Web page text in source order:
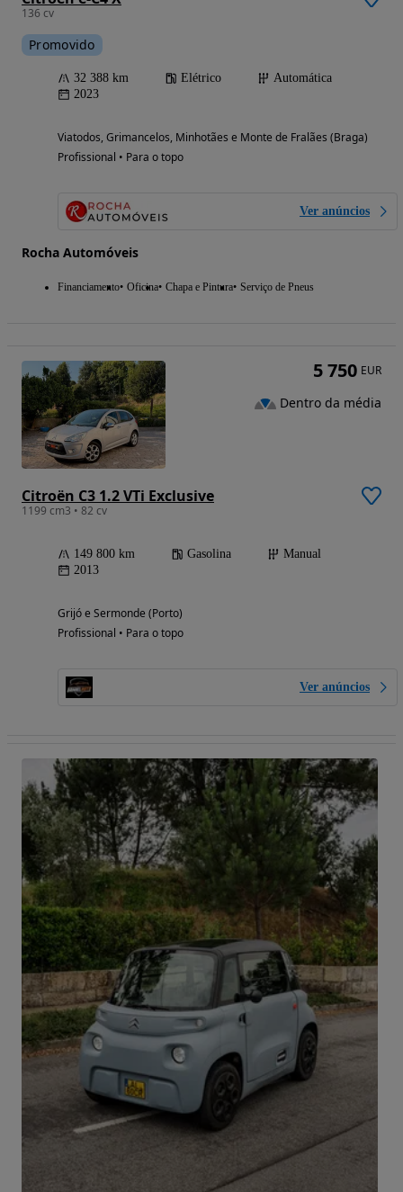
136 cv
Promovido
32 388 km Elétrico
Automática
2023
Viatodos, Grimancelos, Minhotães e Monte de Fralães (Braga)
Profissional • Para o topo
Ver anúncios
Rocha Automóveis
Financiamento Oficina Chapa e Pintura Serviço de Pneus
Citroën C3 1.2 VTi Exclusive
1199 cm3 • 82 cv
149 800 km Gasolina
Manual
2013
Grijó e Sermonde (Porto)
Profissional • Para o topo
Ver anúncios
5 750 EUR
Dentro da média